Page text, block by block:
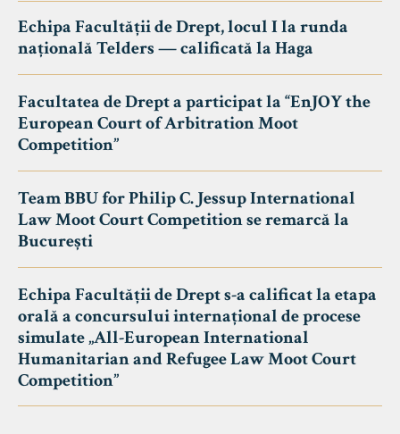
Echipa Facultății de Drept, locul I la runda
națională Telders — calificată la Haga
Facultatea de Drept a participat la “EnJOY the
European Court of Arbitration Moot
Competition”
Team BBU for Philip C. Jessup International
Law Moot Court Competition se remarcă la
București
Echipa Facultății de Drept s-a calificat la etapa
orală a concursului internațional de procese
simulate „All-European International
Humanitarian and Refugee Law Moot Court
Competition”